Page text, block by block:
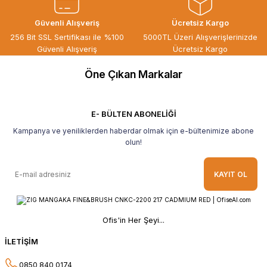
ÖZGÜR DOĞAN | 15/06/2026
Kaliteli ürün, güvenli alışveriş ve
teşekkür ederim.
hediye ile geldi Teşekkür ederim Tavsiye
Ahmet Yılmaz | 29/04/2026
paketlenmiş, sorunsuz teslim aldım,
O... A... | 10/02/2026
Güvenli Alışveriş
256 Bit SSL Sertifikası ile %100
Güvenli Alışveriş
Ücretsiz Kargo
5000TL Üzeri Alışverişlerinizde
Ücretsiz Kargo
Öne Çıkan Markalar
E- BÜLTEN ABONELİĞİ
Kampanya ve yeniliklerden haberdar olmak için e-bültenimize abone
olun!
KAYIT OL
Ofis'in Her Şeyi...
İLETİŞİM
0850 840 0174